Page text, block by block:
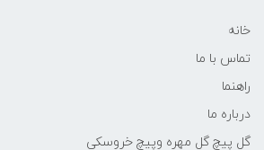
خانه
تماس با ما
راهنما
درباره ما
گل پیچ گل مهره وپیچ خروسکی